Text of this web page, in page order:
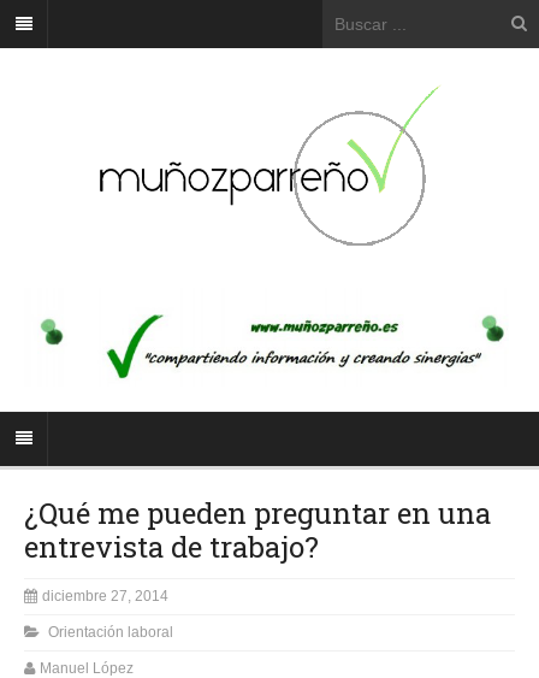
¿Qué me pueden preguntar en una
entrevista de trabajo?
diciembre 27, 2014
Orientación laboral
Manuel López